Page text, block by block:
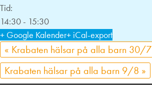
Tid:
14:30 - 15:30
+ Google Kalender+ iCal-export
« Krabaten hälsar på alla barn 30/7
Krabaten hälsar på alla barn 9/8 »